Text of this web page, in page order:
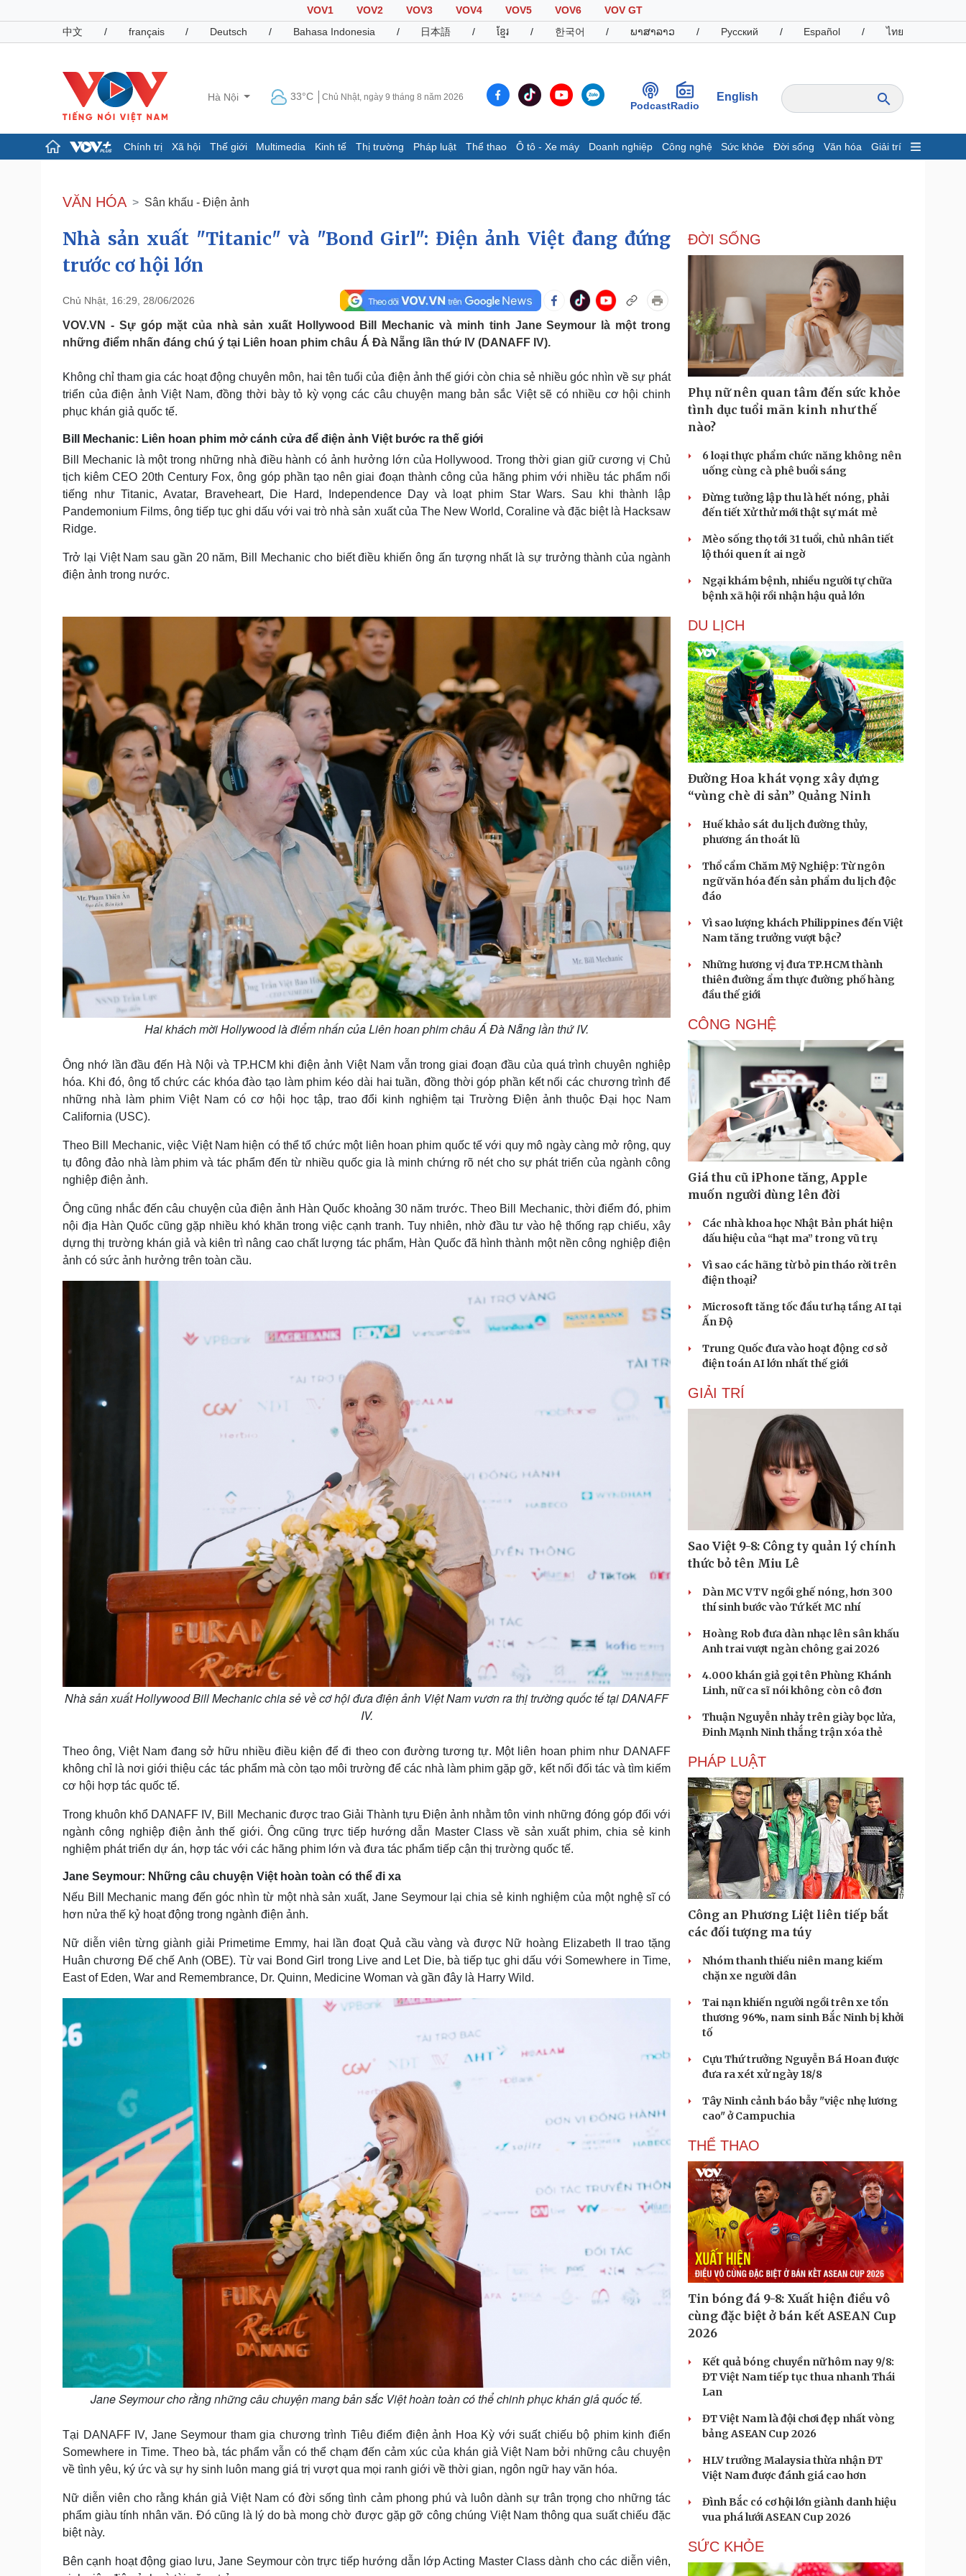
VOV1 VOV2 VOV3 VOV4 VOV5 VOV6
VOV GT
中文
/ français / Deutsch / Bahasa Indonesia / 日本語 / ខ្មែរ / 한국어 / ພາສາລາວ / Русский / Español / ไทย
Hà Nội 33°C Chủ Nhật, ngày 9 tháng 8 năm 2026
PodcastRadio
English
Chính trị Xã hội Thế giới Multimedia Kinh tế Thị trường Pháp luật Thể thao Ô tô - Xe máy Doanh nghiệp Công nghệ Sức khỏe Đời sống Văn hóa Giải trí
Đảng
Tổ chức nhân sự
Nhận diện sự thật
Tin 24h
Dự báo thời tiết
Dấu ấn VOV
Infographic
Giá cà phê
Pháp luật
Tin nóng
Tư vấn luật
Việt Nam
Phân tích
Thể thao
Bóng đá
Lịch thi đấu bóng đá
Thế giới thể thao
Hậu trường
Ô tô - Xe máy
Ô tô
Xe máy
Tư vấn
Doanh nghiệp
Thông tin doanh nghiệp
Doanh nghiệp 24h
Vì cộng đồng
Công nghệ
Sành điệu
Tin Công nghệ
Trải nghiệm
Chuyển đổi số
Sức khỏe
Dinh dưỡng - món ngon
Cây thuốc
Nhi khoa
Nam khoa
Làm đẹp - giảm cân
Phòng mạch online
Ăn sạch sống khỏe
Đời sống
Blog
Văn hóa
Văn học
Di sản
Giải trí
Du lịch
Podcast
Cửa sổ tình yêu
Kể chuyện cho bé
Hạt giống tâm hồn
Cải chính
VĂN HÓA Sân khấu - Điện ảnh
Nhà sản xuất "Titanic" và "Bond Girl": Điện ảnh Việt đang đứng
trước cơ hội lớn
Chủ Nhật, 16:29, 28/06/2026
VOV.VN - Sự góp mặt của nhà sản xuất Hollywood Bill Mechanic và minh tinh Jane Seymour là một trong
những điểm nhấn đáng chú ý tại Liên hoan phim châu Á Đà Nẵng lần thứ IV (DANAFF IV).
Không chỉ tham gia các hoạt động chuyên môn, hai tên tuổi của điện ảnh thế giới còn chia sẻ nhiều góc nhìn về sự phát
triển của điện ảnh Việt Nam, đồng thời bày tỏ kỳ vọng các câu chuyện mang bản sắc Việt sẽ có nhiều cơ hội chinh
phục khán giả quốc tế.
Bill Mechanic: Liên hoan phim mở cánh cửa để điện ảnh Việt bước ra thế giới
Bill Mechanic là một trong những nhà điều hành có ảnh hưởng lớn của Hollywood. Trong thời gian giữ cương vị Chủ
tịch kiêm CEO 20th Century Fox, ông góp phần tạo nên giai đoạn thành công của hãng phim với nhiều tác phẩm nổi
tiếng như Titanic, Avatar, Braveheart, Die Hard, Independence Day và loạt phim Star Wars. Sau khi thành lập
Pandemonium Films, ông tiếp tục ghi dấu với vai trò nhà sản xuất của The New World, Coraline và đặc biệt là Hacksaw
Ridge.
Trở lại Việt Nam sau gần 20 năm, Bill Mechanic cho biết điều khiến ông ấn tượng nhất là sự trưởng thành của ngành
điện ảnh trong nước.
Hai khách mời Hollywood là điểm nhấn của Liên hoan phim châu Á Đà Nẵng lần thứ IV.
Ông nhớ lần đầu đến Hà Nội và TP.HCM khi điện ảnh Việt Nam vẫn trong giai đoạn đầu của quá trình chuyên nghiệp
hóa. Khi đó, ông tổ chức các khóa đào tạo làm phim kéo dài hai tuần, đồng thời góp phần kết nối các chương trình để
những nhà làm phim Việt Nam có cơ hội học tập, trao đổi kinh nghiệm tại Trường Điện ảnh thuộc Đại học Nam
California (USC).
Theo Bill Mechanic, việc Việt Nam hiện có thể tổ chức một liên hoan phim quốc tế với quy mô ngày càng mở rộng, quy
tụ đông đảo nhà làm phim và tác phẩm đến từ nhiều quốc gia là minh chứng rõ nét cho sự phát triển của ngành công
nghiệp điện ảnh.
Ông cũng nhắc đến câu chuyện của điện ảnh Hàn Quốc khoảng 30 năm trước. Theo Bill Mechanic, thời điểm đó, phim
nội địa Hàn Quốc cũng gặp nhiều khó khăn trong việc cạnh tranh. Tuy nhiên, nhờ đầu tư vào hệ thống rạp chiếu, xây
dựng thị trường khán giả và kiên trì nâng cao chất lượng tác phẩm, Hàn Quốc đã hình thành một nền công nghiệp điện
ảnh có sức ảnh hưởng trên toàn cầu.
Nhà sản xuất Hollywood Bill Mechanic chia sẻ về cơ hội đưa điện ảnh Việt Nam vươn ra thị trường quốc tế tại DANAFF
IV.
Theo ông, Việt Nam đang sở hữu nhiều điều kiện để đi theo con đường tương tự. Một liên hoan phim như DANAFF
không chỉ là nơi giới thiệu các tác phẩm mà còn tạo môi trường để các nhà làm phim gặp gỡ, kết nối đối tác và tìm kiếm
cơ hội hợp tác quốc tế.
Trong khuôn khổ DANAFF IV, Bill Mechanic được trao Giải Thành tựu Điện ảnh nhằm tôn vinh những đóng góp đối với
ngành công nghiệp điện ảnh thế giới. Ông cũng trực tiếp hướng dẫn Master Class về sản xuất phim, chia sẻ kinh
nghiệm phát triển dự án, hợp tác với các hãng phim lớn và đưa tác phẩm tiếp cận thị trường quốc tế.
Jane Seymour: Những câu chuyện Việt hoàn toàn có thể đi xa
Nếu Bill Mechanic mang đến góc nhìn từ một nhà sản xuất, Jane Seymour lại chia sẻ kinh nghiệm của một nghệ sĩ có
hơn nửa thế kỷ hoạt động trong ngành điện ảnh.
Nữ diễn viên từng giành giải Primetime Emmy, hai lần đoạt Quả cầu vàng và được Nữ hoàng Elizabeth II trao tặng
Huân chương Đế chế Anh (OBE). Từ vai Bond Girl trong Live and Let Die, bà tiếp tục ghi dấu với Somewhere in Time,
East of Eden, War and Remembrance, Dr. Quinn, Medicine Woman và gần đây là Harry Wild.
Jane Seymour cho rằng những câu chuyện mang bản sắc Việt hoàn toàn có thể chinh phục khán giả quốc tế.
Tại DANAFF IV, Jane Seymour tham gia chương trình Tiêu điểm điện ảnh Hoa Kỳ với suất chiếu bộ phim kinh điển
Somewhere in Time. Theo bà, tác phẩm vẫn có thể chạm đến cảm xúc của khán giả Việt Nam bởi những câu chuyện
về tình yêu, ký ức và sự hy sinh luôn mang giá trị vượt qua mọi ranh giới về thời gian, ngôn ngữ hay văn hóa.
Nữ diễn viên cho rằng khán giả Việt Nam có đời sống tình cảm phong phú và luôn dành sự trân trọng cho những tác
phẩm giàu tính nhân văn. Đó cũng là lý do bà mong chờ được gặp gỡ công chúng Việt Nam thông qua suất chiếu đặc
biệt này.
Bên cạnh hoạt động giao lưu, Jane Seymour còn trực tiếp hướng dẫn lớp Acting Master Class dành cho các diễn viên,
ĐỜI SỐNG
Phụ nữ nên quan tâm đến sức khỏe
tình dục tuổi mãn kinh như thế
nào?
6 loại thực phẩm chức năng không nên
uống cùng cà phê buổi sáng
Đừng tưởng lập thu là hết nóng, phải
đến tiết Xử thử mới thật sự mát mẻ
Mèo sống thọ tới 31 tuổi, chủ nhân tiết
lộ thói quen ít ai ngờ
Ngại khám bệnh, nhiều người tự chữa
bệnh xã hội rồi nhận hậu quả lớn
DU LỊCH
Đường Hoa khát vọng xây dựng
“vùng chè di sản” Quảng Ninh
Huế khảo sát du lịch đường thủy,
phương án thoát lũ
Thổ cẩm Chăm Mỹ Nghiệp: Từ ngôn
ngữ văn hóa đến sản phẩm du lịch độc
đáo
Vì sao lượng khách Philippines đến Việt
Nam tăng trưởng vượt bậc?
Những hương vị đưa TP.HCM thành
thiên đường ẩm thực đường phố hàng
đầu thế giới
CÔNG NGHỆ
Giá thu cũ iPhone tăng, Apple
muốn người dùng lên đời
Các nhà khoa học Nhật Bản phát hiện
dấu hiệu của “hạt ma” trong vũ trụ
Vì sao các hãng từ bỏ pin tháo rời trên
điện thoại?
Microsoft tăng tốc đầu tư hạ tầng AI tại
Ấn Độ
Trung Quốc đưa vào hoạt động cơ sở
điện toán AI lớn nhất thế giới
GIẢI TRÍ
Sao Việt 9-8: Công ty quản lý chính
thức bỏ tên Miu Lê
Dàn MC VTV ngồi ghế nóng, hơn 300
thí sinh bước vào Tứ kết MC nhí
Hoàng Rob đưa dàn nhạc lên sân khấu
Anh trai vượt ngàn chông gai 2026
4.000 khán giả gọi tên Phùng Khánh
Linh, nữ ca sĩ nói không còn cô đơn
Thuận Nguyễn nhảy trên giày bọc lửa,
Đinh Mạnh Ninh thắng trận xóa thẻ
PHÁP LUẬT
Công an Phương Liệt liên tiếp bắt
các đối tượng ma túy
Nhóm thanh thiếu niên mang kiếm
chặn xe người dân
Tai nạn khiến người ngồi trên xe tổn
thương 96%, nam sinh Bắc Ninh bị khởi
tố
Cựu Thứ trưởng Nguyễn Bá Hoan được
đưa ra xét xử ngày 18/8
Tây Ninh cảnh báo bẫy "việc nhẹ lương
cao" ở Campuchia
THỂ THAO
Tin bóng đá 9-8: Xuất hiện điều vô
cùng đặc biệt ở bán kết ASEAN Cup
2026
Kết quả bóng chuyền nữ hôm nay 9/8:
ĐT Việt Nam tiếp tục thua nhanh Thái
Lan
ĐT Việt Nam là đội chơi đẹp nhất vòng
bảng ASEAN Cup 2026
HLV trưởng Malaysia thừa nhận ĐT
Việt Nam được đánh giá cao hơn
Đình Bắc có cơ hội lớn giành danh hiệu
vua phá lưới ASEAN Cup 2026
SỨC KHỎE